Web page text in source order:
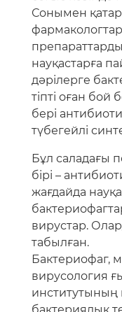
Сонымен
науқастарға
дәрілерге
тіпті оған бой
бері
түбегейлі
Бұл саладағы
бірі –
жағдайда
вирустар.
табылған.
Бактериофаг,
вирусология
институтының